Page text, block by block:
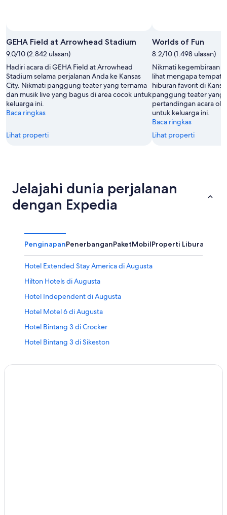
Terbuka
oleh
Jami
Esbenshade
GEHA Field at Arrowhead Stadium
9.0/10 (2.842 ulasan)
Hadiri acara di GEHA Field at Arrowhead
Stadium selama perjalanan Anda ke Kansas
City. Nikmati panggung teater yang ternama
dan musik live yang bagus di area cocok untuk
keluarga ini.
Baca ringkas
Lihat properti
Worlds of Fun
8.2/10 (1.498 ulasan)
Nikmati kegembiraan
lihat mengapa tempat
hiburan favorit di
panggung teater yang
pertandingan acara
untuk keluarga ini.
Baca ringkas
Lihat properti
Jelajahi dunia perjalanan
dengan Expedia
PenginapanPenerbanganPaketMobilProperti Liburan
Hotel Extended Stay America di Augusta
Hilton Hotels di Augusta
Hotel Independent di Augusta
Hotel Motel 6 di Augusta
Hotel Bintang 3 di Crocker
Hotel Bintang 3 di Sikeston